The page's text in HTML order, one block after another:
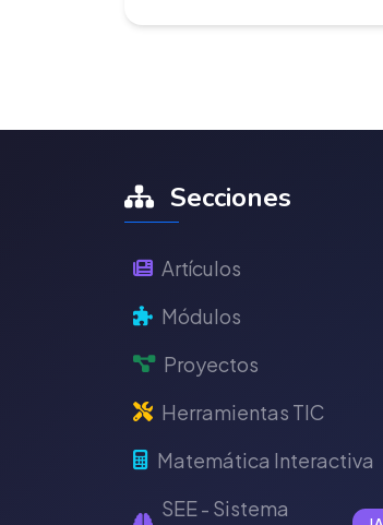
Secciones
Artículos
Módulos
Proyectos
Herramientas TIC
Matemática Interactiva
SEE - Sistema